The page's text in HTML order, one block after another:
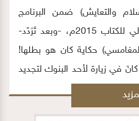
والتعايش) ضمن البرنامج
الثقافي لمعرض الرياض الدولي للكتاب 2015م، -وبعد تَرَدّد-
حكاية كان هو بطلها!
في زيارة لأحد البنوك لتجديد
البنك الذي يستقبله (عادة) في
الذي تَعَرّف عليه إلى (صالة